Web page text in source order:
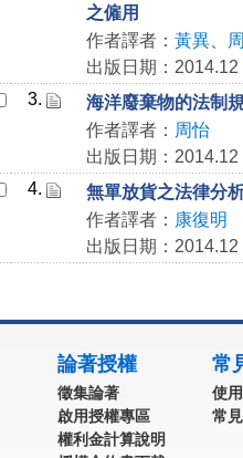
之僱用
作者譯者： 黃異、
出版日期：2014.12
3.
海洋廢棄物的法制
作者譯者： 周怡
出版日期：2014.12
4.
無單放貨之法律分
作者譯者： 康復明
出版日期：2014.12
論著授權
徵集論著
啟用授權專區
權利金計算說明
常
使
常